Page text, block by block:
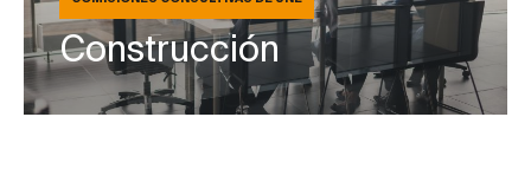
Construcción